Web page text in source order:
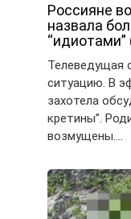
Россияне
назвала
Телеведущая
ситуацию. В
захотела
кретины”.
возмущены….